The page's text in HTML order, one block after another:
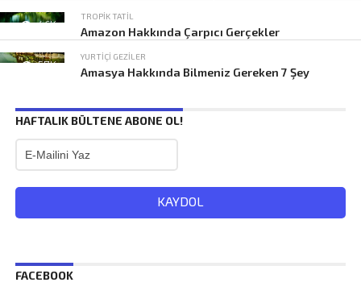
4.6K
TROPIK TATIL
Amazon Hakkında Çarpıcı Gerçekler
5.7K
YURTIÇI GEZILER
Amasya Hakkında Bilmeniz Gereken 7 Şey
HAFTALIK BÜLTENE ABONE OL!
FACEBOOK